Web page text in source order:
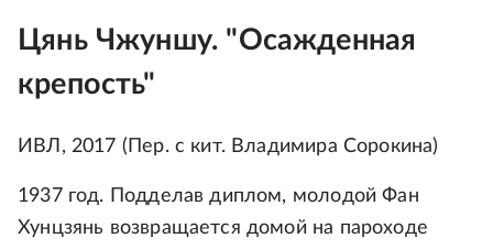
Цянь Чжуншу. "Осажденная
крепость"
ИВЛ, 2017 (Пер. с кит. Владимира Сорокина)
1937 год. Подделав диплом, молодой Фан
Хунцзянь возвращается домой на пароходе